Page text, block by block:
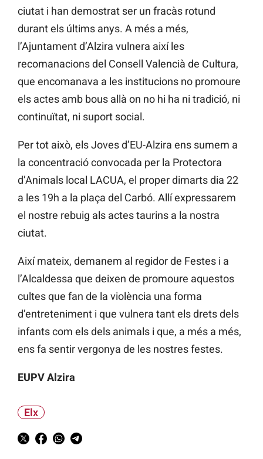
ciutat i han demostrat ser un fracàs rotund
durant els últims anys. A més a més,
l’Ajuntament d’Alzira vulnera així les
recomanacions del Consell Valencià de Cultura,
que encomanava a les institucions no promoure
els actes amb bous allà on no hi ha ni tradició, ni
continuïtat, ni suport social.
Per tot això, els Joves d’EU-Alzira ens sumem a
la concentració convocada per la Protectora
d’Animals local LACUA, el proper dimarts dia 22
a les 19h a la plaça del Carbó. Allí expressarem
el nostre rebuig als actes taurins a la nostra
ciutat.
Així mateix, demanem al regidor de Festes i a
l’Alcaldessa que deixen de promoure aquestos
cultes que fan de la violència una forma
d’entreteniment i que vulnera tant els drets dels
infants com els dels animals i que, a més a més,
ens fa sentir vergonya de les nostres festes.
EUPV Alzira
Elx